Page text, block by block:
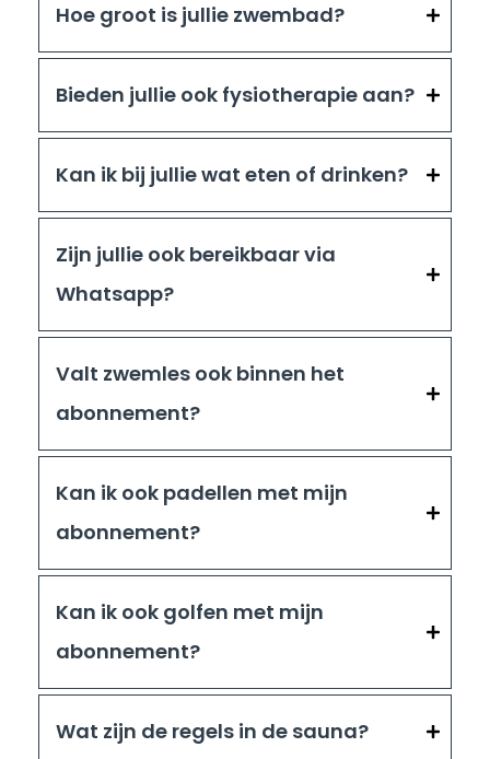
Hoe groot is jullie zwembad?
Bieden jullie ook fysiotherapie aan?
Kan ik bij jullie wat eten of drinken?
Zijn jullie ook bereikbaar via
Whatsapp?
Valt zwemles ook binnen het
abonnement?
Kan ik ook padellen met mijn
abonnement?
Kan ik ook golfen met mijn
abonnement?
Wat zijn de regels in de sauna?